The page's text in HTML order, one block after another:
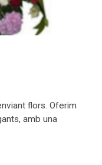
flors. Oferim
amb una